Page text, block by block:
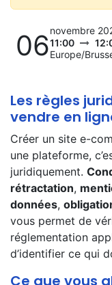
06novembre
11:00
Europe/
Les règles
vendre en
Créer un site e-
une plateforme,
juridiquement.
rétractation,
données,
vous permet de
réglementation
d’identifier ce qui
Ce que vous